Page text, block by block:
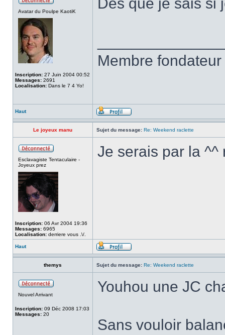
Avatar du Poulpe KaotiK
Inscription: 27 Juin 2004 00:52
Messages: 2691
Localisation: Dans le 7 4 Yo!
Membre
Haut
Le joyeux manu Sujet du message: Re: Weekend raclette
Esclavagiste Tentaculaire -
Joyeux prez
Inscription: 06 Avr 2004 19:36
Messages: 6965
Localisation: derriere vous .\/.
Je serais par la ^^
Haut
themys Sujet du message: Re: Weekend raclette
Nouvel Arrivant
Inscription: 09 Déc 2008 17:03
Messages: 20
Youhou une JC
Sans vouloir